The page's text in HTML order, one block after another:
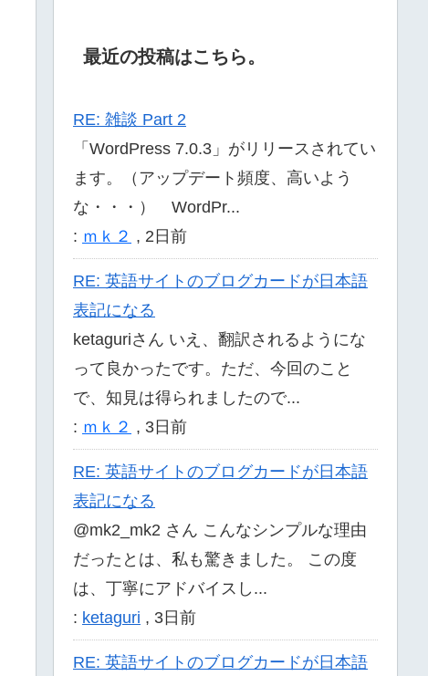
最近の投稿はこちら。
RE: 雑談 Part 2
「WordPress 7.0.3」がリリースされてい
ます。（アップデート頻度、高いよう
な・・・） WordPr...
: ｍｋ２ , 2日前
RE: 英語サイトのブログカードが日本語
表記になる
ketaguriさん いえ、翻訳されるようにな
って良かったです。ただ、今回のこと
で、知見は得られましたので...
: ｍｋ２ , 3日前
RE: 英語サイトのブログカードが日本語
表記になる
@mk2_mk2 さん こんなシンプルな理由
だったとは、私も驚きました。 この度
は、丁寧にアドバイスし...
: ketaguri , 3日前
RE: 英語サイトのブログカードが日本語